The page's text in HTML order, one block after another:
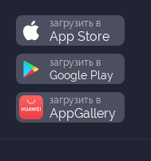
загрузить в
App Store
загрузить в
Google Play
загрузить в
AppGallery